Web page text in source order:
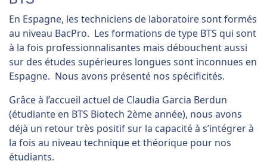
En Espagne, les techniciens de laboratoire sont formés
au niveau BacPro. Les formations de type BTS qui sont
à la fois professionnalisantes mais débouchent aussi
sur des études supérieures longues sont inconnues en
Espagne. Nous avons présenté nos spécificités.
Grâce à l’accueil actuel de Claudia Garcia Berdun
(étudiante en BTS Biotech 2ème année), nous avons
déjà un retour très positif sur la capacité à s’intégrer à
la fois au niveau technique et théorique pour nos
étudiants.